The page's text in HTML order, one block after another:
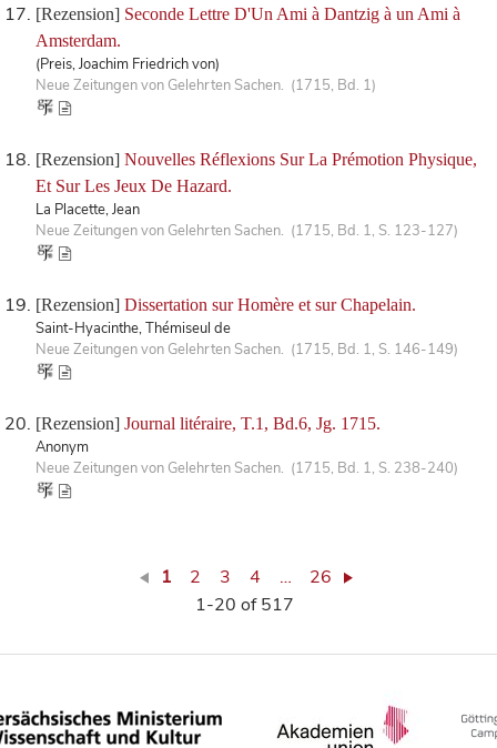
[Rezension] Seconde Lettre D'Un Ami à Dantzig à un Ami à
Amsterdam.
(Preis, Joachim Friedrich von)
Neue Zeitungen von Gelehrten Sachen. (1715, Bd. 1)
[Rezension] Nouvelles Réflexions Sur La Prémotion Physique,
Et Sur Les Jeux De Hazard.
La Placette, Jean
Neue Zeitungen von Gelehrten Sachen. (1715, Bd. 1, S. 123-127)
[Rezension] Dissertation sur Homère et sur Chapelain.
Saint-Hyacinthe, Thémiseul de
Neue Zeitungen von Gelehrten Sachen. (1715, Bd. 1, S. 146-149)
[Rezension] Journal litéraire, T.1, Bd.6, Jg. 1715.
Anonym
Neue Zeitungen von Gelehrten Sachen. (1715, Bd. 1, S. 238-240)
1 2 3 4 …
26
1-20 of 517